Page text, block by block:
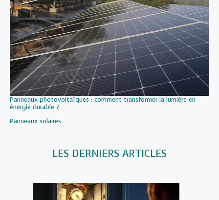
Panneaux photovoltaïques : comment transformer la lumière en
énergie durable ?
Par rapport à
Panneaux solaires
LES DERNIERS ARTICLES